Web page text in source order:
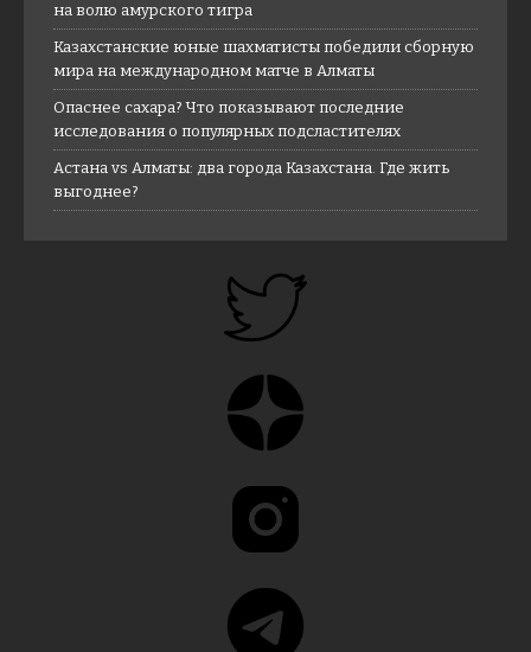
на волю амурского тигра
Казахстанские юные шахматисты победили сборную
мира на международном матче в Алматы
Опаснее сахара? Что показывают последние
исследования о популярных подсластителях
Астана vs Алматы: два города Казахстана. Где жить
выгоднее?